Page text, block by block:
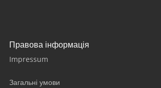
Правова інформація
Impressum
Загальні умови